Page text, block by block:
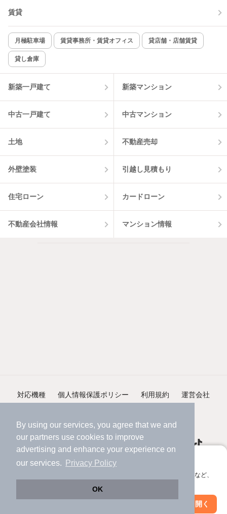
By using our services, you agree that we and
our partners use cookies to improve
advertising and enhance your experience on
our services.
Privacy Policy
OK
アプリに切り替えて、サクサクお部屋探し
会員登録なしですぐ使える。マップ検索やお気に入り保存など、
アプリを開く
絞り込み条件を変更
新着のみ インターネット無料
該当件数:
物件一覧に反映
賃貸
月極駐車場 賃貸事務所・賃貸オフィス 貸店舗・店舗賃貸
貸し倉庫
新築一戸建て 新築マンション
中古一戸建て 中古マンション
土地 不動産売却
外壁塗装 引越し見積もり
住宅ローン カードローン
不動産会社情報 マンション情報
対応機種 個人情報保護ポリシー 利用規約 運営会社
©NIFTY Lifestyle Co., Ltd.